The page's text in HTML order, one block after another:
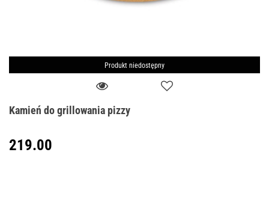
Produkt niedostępny
Kamień do grillowania pizzy
219.00